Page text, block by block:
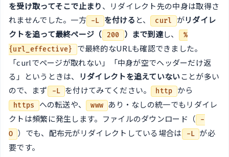
を受け取ってそこで止まり、リダイレクト先の中身は取得さ
れませんでした。一方
-L を付ける と、 curl がリダイレ
クトを追って最終ページ（
200 ）まで到達し、
%
{url_effective}
で最終的なURLも確認できました。
「curlでページが取れない」「中身が空でヘッダーだけ返
る」というときは、
リダイレクトを追えていないことが多い
ので、まず
-L を付けてみてください。 http から
https への転送や、 www
あり・なしの統一でもリダイレ
クトは頻繁に発生します。ファイルのダウンロード（
-
O
）でも、配布元がリダイレクトしている場合は -L
が必
要です。